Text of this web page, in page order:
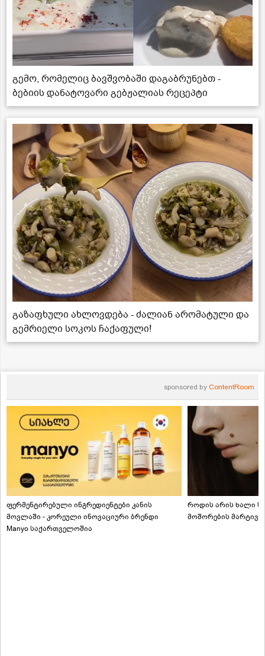
გემო, რომელიც ბავშვობაში დაგაბრუნებთ -
ბებიის დანატოვარი გებჟალიას რეცეპტი
გაზაფხული ახლოვდება - ძალიან არომატული და
გემრიელი სოკოს ჩაქაფული!
sponsored by ContentRoom
ფერმენტირებული ინგრედიენტები კანის
მოვლაში - კორეული ინოვაციური ბრენდი
Manyo საქართველოშია
როდის არის ხალი
მოშორების